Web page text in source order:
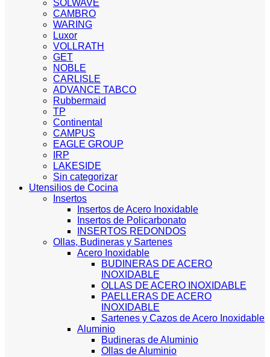
SOLWAVE
CAMBRO
WARING
Luxor
VOLLRATH
GET
NOBLE
CARLISLE
ADVANCE TABCO
Rubbermaid
TP
Continental
CAMPUS
EAGLE GROUP
IRP
LAKESIDE
Sin categorizar
Utensilios de Cocina
Insertos
Insertos de Acero Inoxidable
Insertos de Policarbonato
INSERTOS REDONDOS
Ollas, Budineras y Sartenes
Acero Inoxidable
BUDINERAS DE ACERO
INOXIDABLE
OLLAS DE ACERO INOXIDABLE
PAELLERAS DE ACERO
INOXIDABLE
Sartenes y Cazos de Acero Inoxidable
Aluminio
Budineras de Aluminio
Ollas de Aluminio